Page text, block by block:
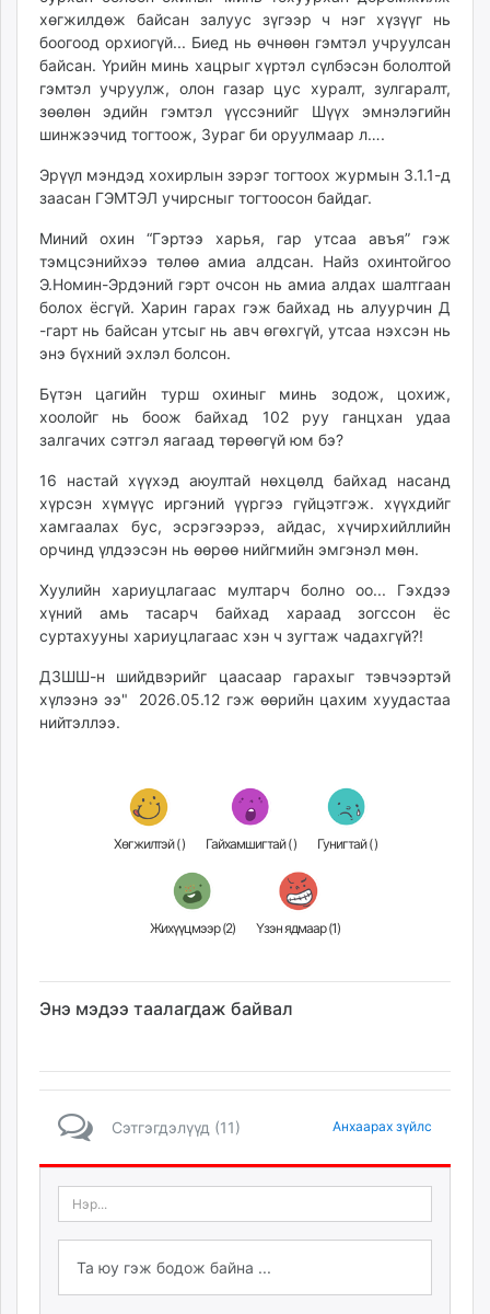
хөгжилдөж байсан залуус зүгээр ч нэг хүзүүг нь
боогоод орхиогүй... Биед нь өчнөөн гэмтэл учруулсан
байсан. Үрийн минь хацрыг хүртэл сүлбэсэн бололтой
гэмтэл учруулж, олон газар цус хуралт, зулгаралт,
зөөлөн эдийн гэмтэл үүссэнийг Шүүх эмнэлэгийн
шинжээчид тогтоож, Зураг би оруулмаар л….
Эрүүл мэндэд хохирлын зэрэг тогтоох журмын 3.1.1-д
заасан ГЭМТЭЛ учирсныг тогтоосон байдаг.
Миний охин “Гэртээ харья, гар утсаа авъя” гэж
тэмцсэнийхээ төлөө амиа алдсан. Найз охинтойгоо
Э.Номин-Эрдэний гэрт очсон нь амиа алдах шалтгаан
болох ёсгүй. Харин гарах гэж байхад нь алуурчин Д
-гарт нь байсан утсыг нь авч өгөхгүй, утсаа нэхсэн нь
энэ бүхний эхлэл болсон.
Бүтэн цагийн турш охиныг минь зодож, цохиж,
хоолойг нь боож байхад 102 руу ганцхан удаа
залгачих сэтгэл яагаад төрөөгүй юм бэ?
16 настай хүүхэд аюултай нөхцөлд байхад насанд
хүрсэн хүмүүс иргэний үүргээ гүйцэтгэж. хүүхдийг
хамгаалах бус, эсрэгээрээ, айдас, хүчирхийллийн
орчинд үлдээсэн нь өөрөө нийгмийн эмгэнэл мөн.
Хуулийн хариуцлагаас мултарч болно оо... Гэхдээ
хүний амь тасарч байхад хараад зогссон ёс
суртахууны хариуцлагаас хэн ч зугтаж чадахгүй?!
ДЗШШ-н шийдвэрийг цаасаар гарахыг тэвчээртэй
хүлээнэ ээ" 2026.05.12 гэж өөрийн цахим хуудастаа
нийтэллээ.
Хөгжилтэй () Гайхамшигтай () Гунигтай ()
Жихүүцмээр (2) Үзэн ядмаар (1)
Энэ мэдээ таалагдаж байвал
Сэтгэгдэлүүд (11) Анхаарах зүйлс